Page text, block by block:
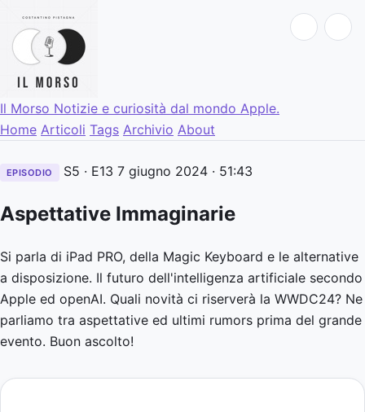
Il Morso Notizie e curiosità dal mondo Apple.
Home Articoli Tags Archivio About
EPISODIO S5 · E13 7 giugno 2024 · 51:43
Aspettative Immaginarie
Si parla di iPad PRO, della Magic Keyboard e le alternative
a disposizione. Il futuro dell'intelligenza artificiale secondo
Apple ed openAI. Quali novità ci riserverà la WWDC24? Ne
parliamo tra aspettative ed ultimi rumors prima del grande
evento. Buon ascolto!